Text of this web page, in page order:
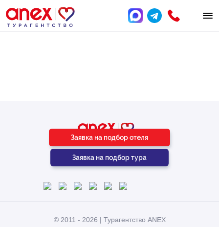
Заявка на подбор отеля
Заявка на подбор тура
© 2011 - 2026 | Турагентство ANEX